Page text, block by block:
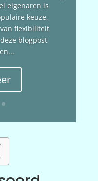
eigenaren is
keuze,
flexibiliteit
blogpost